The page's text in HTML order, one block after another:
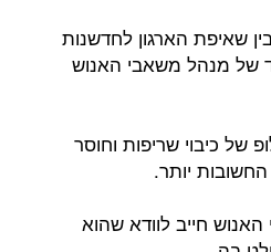
שאיפת הארגון לחדשנות
של מנהל משאבי האנוש
של כיבוי שריפות וחוסר
יותר.
חייב לוודא שהוא